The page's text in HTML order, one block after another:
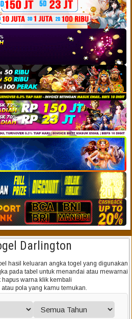
Darlington
hasil keluaran angka togel yang digunakan
pada tabel untuk menandai atau mewarnai
warna klik kembali
pola yang kamu temukan.